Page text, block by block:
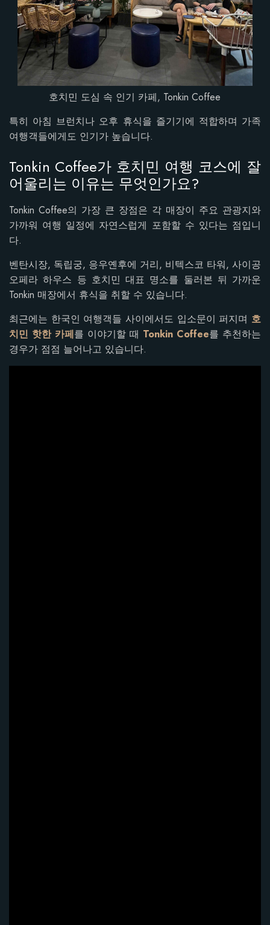
호치민 도심 속 인기 카페, Tonkin Coffee
특히 아침 브런치나 오후 휴식을 즐기기에 적합하며 가족
여행객들에게도 인기가 높습니다.
Tonkin Coffee가 호치민 여행 코스에 잘
어울리는 이유는 무엇인가요?
Tonkin Coffee의 가장 큰 장점은 각 매장이 주요 관광지와
가까워 여행 일정에 자연스럽게 포함할 수 있다는 점입니
다.
벤탄시장, 독립궁, 응우옌후에 거리, 비텍스코 타워, 사이공
오페라 하우스 등 호치민 대표 명소를 둘러본 뒤 가까운
Tonkin 매장에서 휴식을 취할 수 있습니다.
최근에는 한국인 여행객들 사이에서도 입소문이 퍼지며 호
치민 핫한 카페를 이야기할 때 Tonkin Coffee를 추천하는
경우가 점점 늘어나고 있습니다.